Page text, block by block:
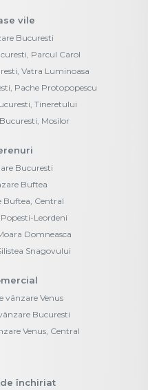
vile
Bucuresti
Parcul Carol
Vatra Luminoasa
Pache Protopopescu
Tineretului
Mosilor
Bucuresti
Buftea
Buftea, Central
Leordeni
Domneasca
Snagovului
vânzare Venus
Bucuresti
Venus, Central
închiriat